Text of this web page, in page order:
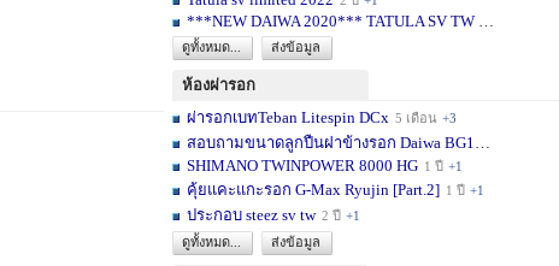
***NEW DAIWA 2020*** TATULA SV TW
ดูทั้งหมด...
ส่งข้อมูล
ห้องผ่ารอก
ผ่ารอกเบทTeban Litespin DCx 5 เดือน +3
สอบถามขนาดลูกปืนฝาข้างรอก Daiwa BG10
SHIMANO TWINPOWER 8000 HG 1 ปี +1
คุ้ยแคะแกะรอก G-Max Ryujin [Part.2] 1 ปี +1
ประกอบ steez sv tw 2 ปี +1
ดูทั้งหมด...
ส่งข้อมูล